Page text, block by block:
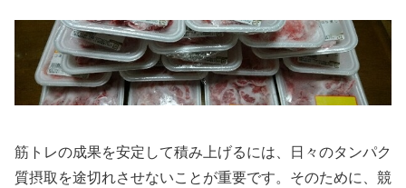
筋トレの成果を安定して積み上げるには、日々のタンパク
質摂取を途切れさせないことが重要です。そのために、競